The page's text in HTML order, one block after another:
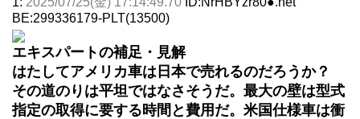
BE:299336179-PLT(13500)
エキスパートの補足・見解
はたしてアメリカ車は日本で売れるのだろうか？
その道のりは平坦ではなさそうだ。最大の壁は型式
指定の取得に要する時間と費用だ。米国仕様車は衝